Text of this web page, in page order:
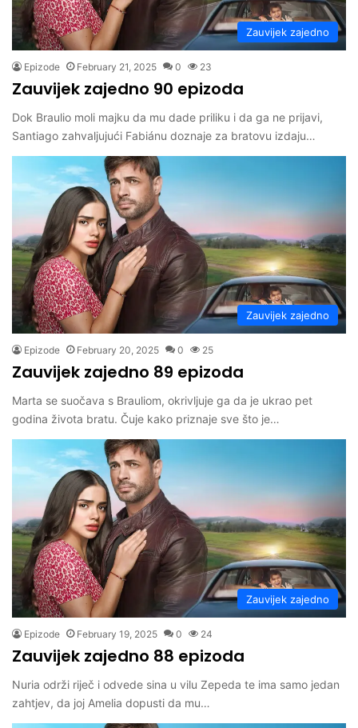
Zauvijek zajedno
Epizode February 21, 2025 0 23
Zauvijek zajedno 90 epizoda
Dok Braulio moli majku da mu dade priliku i da ga ne prijavi,
Santiago zahvaljujući Fabiánu doznaje za bratovu izdaju…
Zauvijek zajedno
Epizode February 20, 2025 0 25
Zauvijek zajedno 89 epizoda
Marta se suočava s Brauliom, okrivljuje ga da je ukrao pet
godina života bratu. Čuje kako priznaje sve što je…
Zauvijek zajedno
Epizode February 19, 2025 0 24
Zauvijek zajedno 88 epizoda
Nuria održi riječ i odvede sina u vilu Zepeda te ima samo jedan
zahtjev, da joj Amelia dopusti da mu…